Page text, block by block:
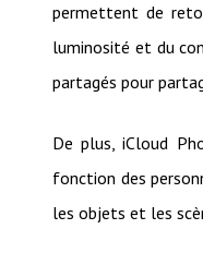
permettent de
luminosité et du
partagés pour
De plus, iCloud
fonction des
les objets et les